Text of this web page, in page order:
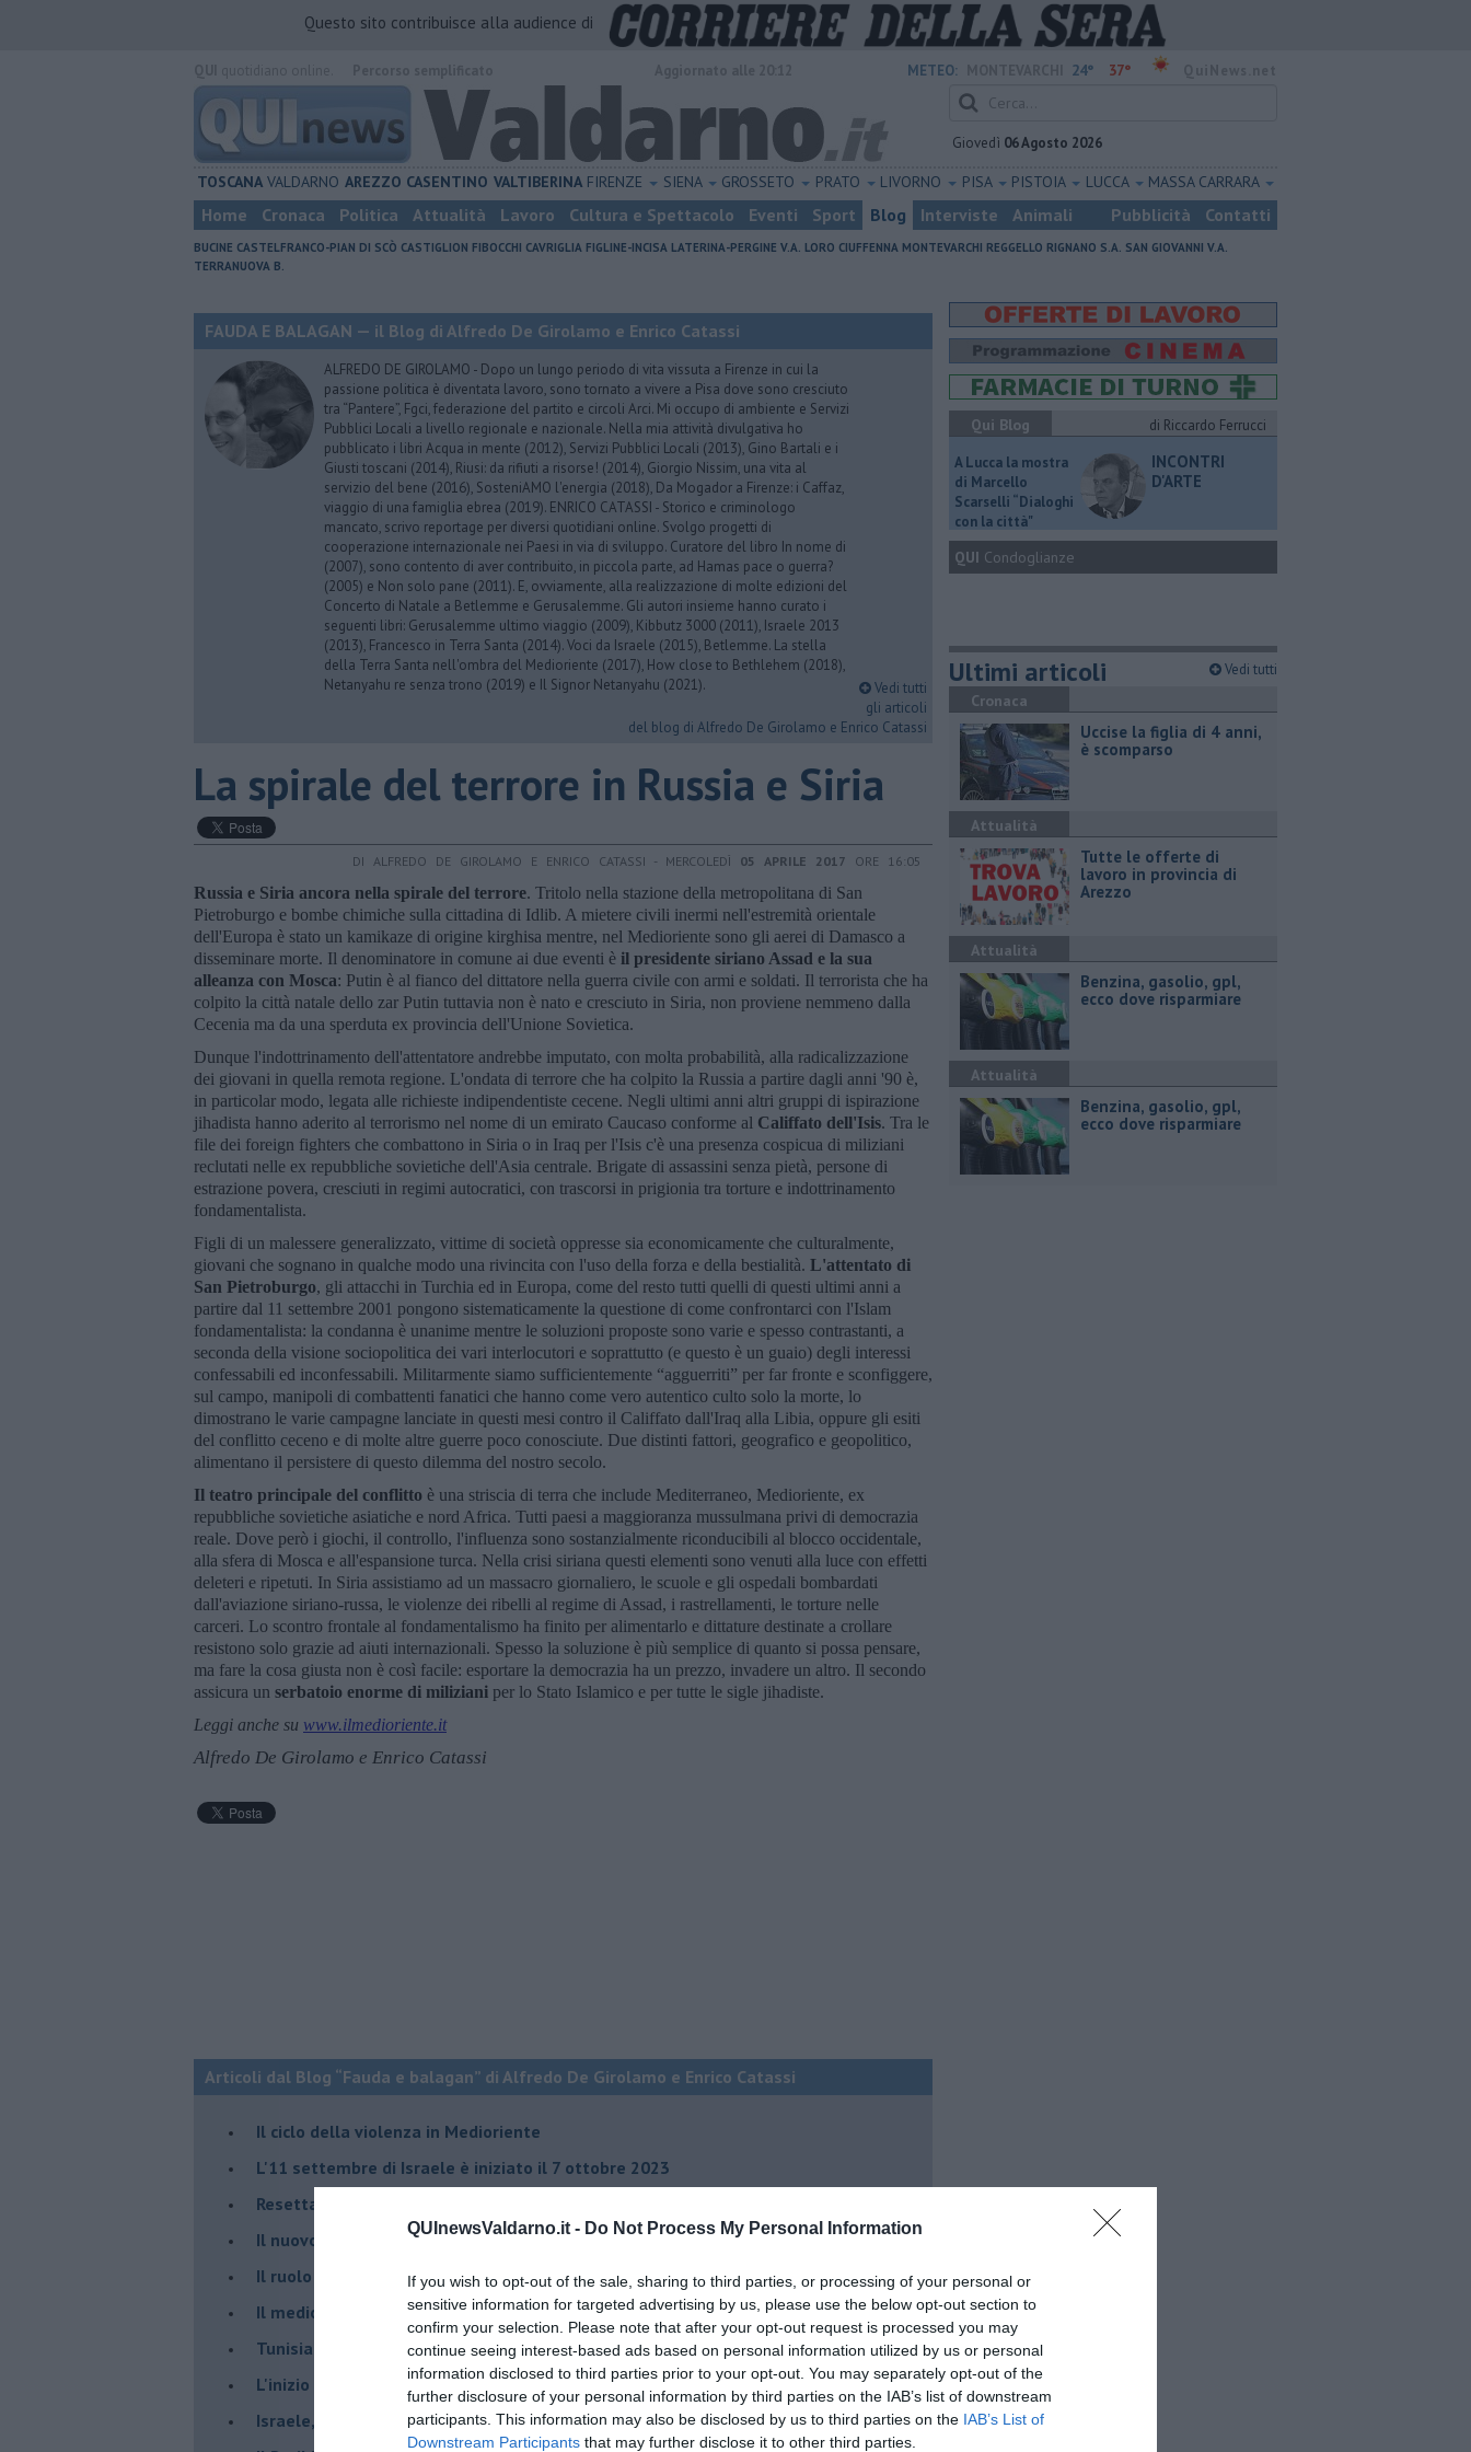
QUInewsValdarno.it - Do Not Process My Personal Information
If you wish to opt-out of the sale, sharing to third parties, or processing of your personal or
sensitive information for targeted advertising by us, please use the below opt-out section to
confirm your selection. Please note that after your opt-out request is processed you may
continue seeing interest-based ads based on personal information utilized by us or personal
information disclosed to third parties prior to your opt-out. You may separately opt-out of the
further disclosure of your personal information by third parties on the IAB’s list of downstream
participants. This information may also be disclosed by us to third parties on the IAB’s List of
Downstream Participants that may further disclose it to other third parties.
Questo sito contribuisce alla audience di
METEO: 24° 37°
Giovedì 06 Agosto 2026
TOSCANA VALDARNO AREZZO CASENTINO VALTIBERINA FIRENZE SIENA GROSSETO PRATO LIVORNO PISA PISTOIA LUCCA MASSA CARRARA
Home Cronaca Politica Attualità Lavoro Cultura e Spettacolo Eventi Sport Blog Interviste Animali Pubblicità Contatti
BUCINE CASTELFRANCO-PIAN DI SCÒ CASTIGLION FIBOCCHI CAVRIGLIA FIGLINE-INCISA LATERINA-PERGINE V.A. LORO CIUFFENNA MONTEVARCHI REGGELLO RIGNANO S.A. SAN GIOVANNI V.A.
TERRANUOVA B.
FAUDA E BALAGAN — il Blog di Alfredo De Girolamo e Enrico Catassi
ALFREDO DE GIROLAMO - Dopo un lungo periodo di vita vissuta a Firenze in cui la
passione politica è diventata lavoro, sono tornato a vivere a Pisa dove sono cresciuto
tra “Pantere”, Fgci, federazione del partito e circoli Arci. Mi occupo di ambiente e Servizi
Pubblici Locali a livello regionale e nazionale. Nella mia attività divulgativa ho
pubblicato i libri Acqua in mente (2012), Servizi Pubblici Locali (2013), Gino Bartali e i
Giusti toscani (2014), Riusi: da rifiuti a risorse! (2014), Giorgio Nissim, una vita al
servizio del bene (2016), SosteniAMO l'energia (2018), Da Mogador a Firenze: i Caffaz,
viaggio di una famiglia ebrea (2019). ENRICO CATASSI - Storico e criminologo
mancato, scrivo reportage per diversi quotidiani online. Svolgo progetti di
cooperazione internazionale nei Paesi in via di sviluppo. Curatore del libro In nome di
(2007), sono contento di aver contribuito, in piccola parte, ad Hamas pace o guerra?
(2005) e Non solo pane (2011). E, ovviamente, alla realizzazione di molte edizioni del
Concerto di Natale a Betlemme e Gerusalemme. Gli autori insieme hanno curato i
seguenti libri: Gerusalemme ultimo viaggio (2009), Kibbutz 3000 (2011), Israele 2013
(2013), Francesco in Terra Santa (2014). Voci da Israele (2015), Betlemme. La stella
della Terra Santa nell'ombra del Medioriente (2017), How close to Bethlehem (2018),
Netanyahu re senza trono (2019) e Il Signor Netanyahu (2021).
Vedi tutti
gli articoli
del blog di Alfredo De Girolamo e Enrico Catassi
La spirale del terrore in Russia e Siria
DI ALFREDO DE GIROLAMO E ENRICO CATASSI - MERCOLEDÌ 05 APRILE 2017 ORE 16:05
Russia e Siria ancora nella spirale del terrore. Tritolo nella stazione della metropolitana di San
Pietroburgo e bombe chimiche sulla cittadina di Idlib. A mietere civili inermi nell'estremità orientale
dell'Europa è stato un kamikaze di origine kirghisa mentre, nel Medioriente sono gli aerei di Damasco a
disseminare morte. Il denominatore in comune ai due eventi è il presidente siriano Assad e la sua
alleanza con Mosca: Putin è al fianco del dittatore nella guerra civile con armi e soldati. Il terrorista che ha
colpito la città natale dello zar Putin tuttavia non è nato e cresciuto in Siria, non proviene nemmeno dalla
Cecenia ma da una sperduta ex provincia dell'Unione Sovietica.
Dunque l'indottrinamento dell'attentatore andrebbe imputato, con molta probabilità, alla radicalizzazione
dei giovani in quella remota regione. L'ondata di terrore che ha colpito la Russia a partire dagli anni '90 è,
in particolar modo, legata alle richieste indipendentiste cecene. Negli ultimi anni altri gruppi di ispirazione
jihadista hanno aderito al terrorismo nel nome di un emirato Caucaso conforme al Califfato dell'Isis. Tra le
file dei foreign fighters che combattono in Siria o in Iraq per l'Isis c'è una presenza cospicua di miliziani
reclutati nelle ex repubbliche sovietiche dell'Asia centrale. Brigate di assassini senza pietà, persone di
estrazione povera, cresciuti in regimi autocratici, con trascorsi in prigionia tra torture e indottrinamento
fondamentalista.
Figli di un malessere generalizzato, vittime di società oppresse sia economicamente che culturalmente,
giovani che sognano in qualche modo una rivincita con l'uso della forza e della bestialità. L'attentato di
San Pietroburgo, gli attacchi in Turchia ed in Europa, come del resto tutti quelli di questi ultimi anni a
partire dal 11 settembre 2001 pongono sistematicamente la questione di come confrontarci con l'Islam
fondamentalista: la condanna è unanime mentre le soluzioni proposte sono varie e spesso contrastanti, a
seconda della visione sociopolitica dei vari interlocutori e soprattutto (e questo è un guaio) degli interessi
confessabili ed inconfessabili. Militarmente siamo sufficientemente “agguerriti” per far fronte e sconfiggere,
sul campo, manipoli di combattenti fanatici che hanno come vero autentico culto solo la morte, lo
dimostrano le varie campagne lanciate in questi mesi contro il Califfato dall'Iraq alla Libia, oppure gli esiti
del conflitto ceceno e di molte altre guerre poco conosciute. Due distinti fattori, geografico e geopolitico,
alimentano il persistere di questo dilemma del nostro secolo.
Il teatro principale del conflitto è una striscia di terra che include Mediterraneo, Medioriente, ex
repubbliche sovietiche asiatiche e nord Africa. Tutti paesi a maggioranza mussulmana privi di democrazia
reale. Dove però i giochi, il controllo, l'influenza sono sostanzialmente riconducibili al blocco occidentale,
alla sfera di Mosca e all'espansione turca. Nella crisi siriana questi elementi sono venuti alla luce con effetti
deleteri e ripetuti. In Siria assistiamo ad un massacro giornaliero, le scuole e gli ospedali bombardati
dall'aviazione siriano-russa, le violenze dei ribelli al regime di Assad, i rastrellamenti, le torture nelle
carceri. Lo scontro frontale al fondamentalismo ha finito per alimentarlo e dittature destinate a crollare
resistono solo grazie ad aiuti internazionali. Spesso la soluzione è più semplice di quanto si possa pensare,
ma fare la cosa giusta non è così facile: esportare la democrazia ha un prezzo, invadere un altro. Il secondo
assicura un serbatoio enorme di miliziani per lo Stato Islamico e per tutte le sigle jihadiste.
Leggi anche su www.ilmedioriente.it
Alfredo De Girolamo e Enrico Catassi
Articoli dal Blog “Fauda e balagan” di Alfredo De Girolamo e Enrico Catassi
Il ciclo della violenza in Medioriente
L'11 settembre di Israele è iniziato il 7 ottobre 2023
Resettare l’era di Netanyahu
​Il nuovo corso dell’era di Erdogan
Il ruolo delle diplomazie nei conflitti
Il medioriente di Silvio
Tunisia rischiosa e strategica per l'Italia
L'inizio del “secolo della Turchia”
Israele, deciderà il borsone della spesa
Qui Blog
di Riccardo Ferrucci
A Lucca la mostra
di Marcello
Scarselli “Dialoghi
con la città"
INCONTRI
D'ARTE
QUI Condoglianze
Ultimi articoli Vedi tutti
Cronaca
Uccise la figlia di 4 anni,
è scomparso
Attualità
​Tutte le offerte di
lavoro in provincia di
Arezzo
Attualità
​Benzina, gasolio, gpl,
ecco dove risparmiare
Attualità
​Benzina, gasolio, gpl,
ecco dove risparmiare